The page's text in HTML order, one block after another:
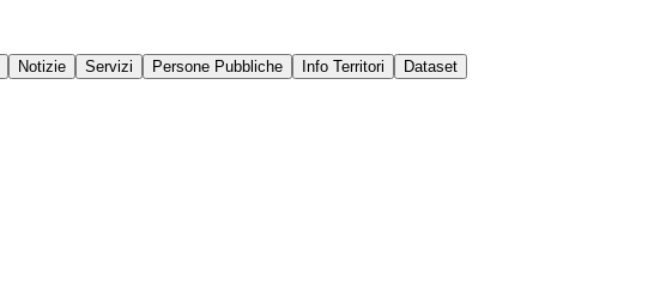
Notizie Servizi Persone Pubbliche Info Territori Dataset